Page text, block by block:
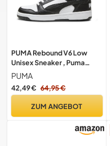
PUMA Rebound V6 Low
Unisex Sneaker , Puma
White Puma Black Puma
White, 46 EU
PUMA
42,49 € 64,95 €
ZUM ANGEBOT